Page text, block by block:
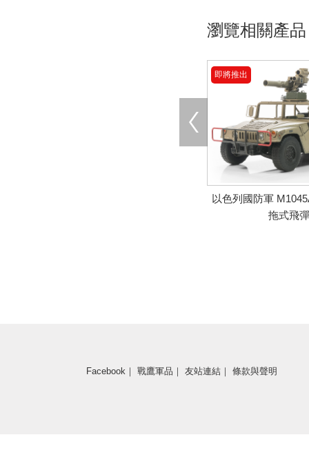
瀏覽相關產品
即將推出
以色列國防軍
拖式飛
Facebook ｜ 戰鷹軍品 ｜ 友站連結 ｜ 條款與聲明